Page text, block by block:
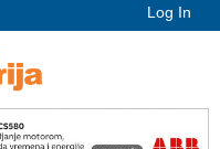
Log In